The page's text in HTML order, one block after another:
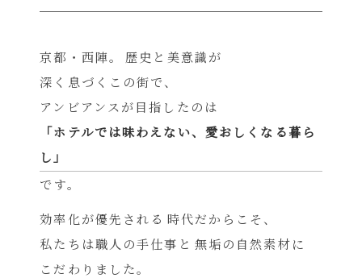
京都・西陣。
歴史と美意識が
深く息づくこの街で、
アンビアンスが目指したのは
「ホテルでは味わえない、愛おしくなる暮ら
し」
です。
効率化が優先される 時代だからこそ、
私たちは職人の手仕事と 無垢の自然素材に
こだわりました。